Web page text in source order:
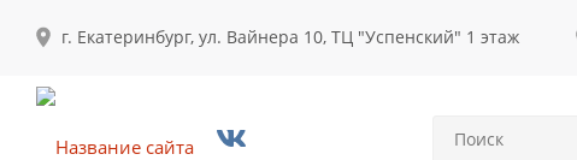
г. Екатеринбург, ул. Вайнера 10, ТЦ "Успенский" 1 этаж